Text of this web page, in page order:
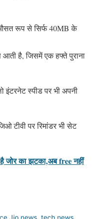
रूप से सिर्फ 40MB के
है, जिसमें एक हफ्ते पुराना
इंटरनेट स्पीड पर भी अपनी
टीवी पर रिमांडर भी सेट
जोर का झटका,अब free नहीं
Jio news tech news